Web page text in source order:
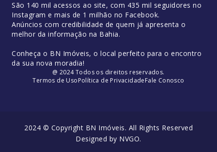
São 140 mil acessos ao site, com 435 mil seguidores no
Instagram e mais de 1 milhão no Facebook.
Anúncios com credibilidade de quem já apresenta o
melhor da informação na Bahia.
Conheça o BN Imóveis, o local perfeito para o encontro
da sua nova moradia!
@ 2024 Todos os direitos reservados.
Termos de UsoPolítica de PrivacidadeFale Conosco
2024 © Copyright BN Imóveis. All Rights Reserved
Designed by NVGO.